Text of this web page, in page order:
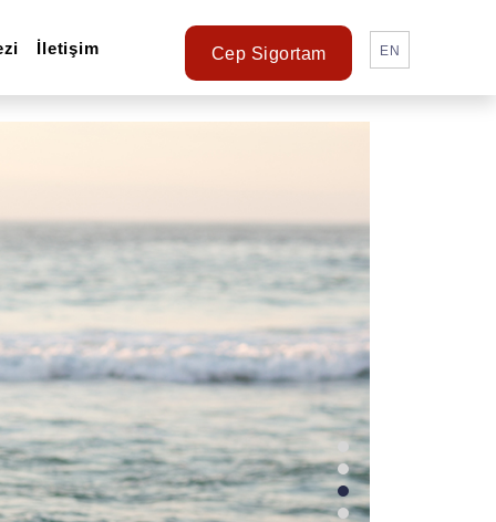
İletişim EN
Cep Sigortam